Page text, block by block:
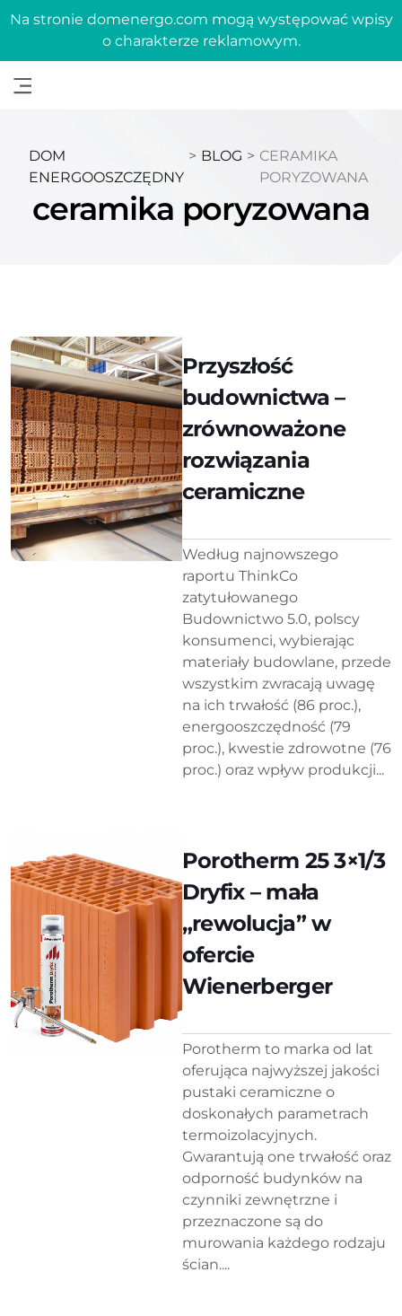
Na stronie domenergo.com mogą występować wpisy
o charakterze reklamowym.
DOM
ENERGOOSZCZĘDNY
> BLOG > CERAMIKA
PORYZOWANA
ceramika poryzowana
Przyszłość
budownictwa –
zrównoważone
rozwiązania
ceramiczne
Według najnowszego
raportu ThinkCo
zatytułowanego
Budownictwo 5.0, polscy
konsumenci, wybierając
materiały budowlane, przede
wszystkim zwracają uwagę
na ich trwałość (86 proc.),
energooszczędność (79
proc.), kwestie zdrowotne (76
proc.) oraz wpływ produkcji...
Porotherm 25 3×1/3
Dryfix – mała
„rewolucja” w
ofercie
Wienerberger
Porotherm to marka od lat
oferująca najwyższej jakości
pustaki ceramiczne o
doskonałych parametrach
termoizolacyjnych.
Gwarantują one trwałość oraz
odporność budynków na
czynniki zewnętrzne i
przeznaczone są do
murowania każdego rodzaju
ścian....